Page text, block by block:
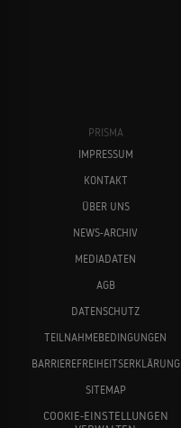
PRISMA
IMPRESSUM
KONTAKT
ÜBER UNS
NEWS-ARCHIV
MEDIADATEN
AGB
DATENSCHUTZ
TEILNAHMEBEDINGUNGEN
BARRIEREFREIHEITSERKLÄRUNG
SITEMAP
COOKIE-EINSTELLUNGEN